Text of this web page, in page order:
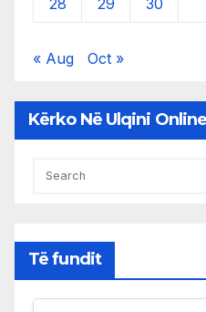
28 29 30
« Aug Oct »
Kërko Në Ulqini Online
Të fundit